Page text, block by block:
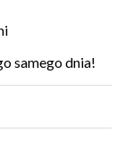
samego dnia!